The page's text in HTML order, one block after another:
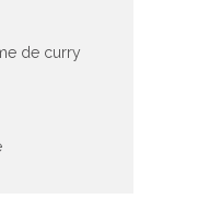
de curry